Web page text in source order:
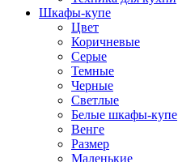
Шкафы-купе
Цвет
Коричневые
Серые
Темные
Черные
Светлые
Белые шкафы-купе
Венге
Размер
Маленькие